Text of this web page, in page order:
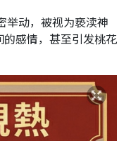
举动，被视为亵渎神
感情，甚至引发桃花